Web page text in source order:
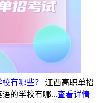
有哪些？
江西高职单招
的学校有哪...查看详情